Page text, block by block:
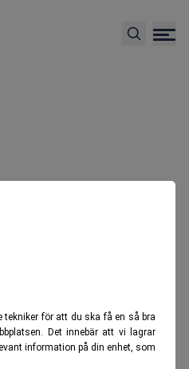
tekniker för att du ska få en så bra
Det innebär att vi lagrar
information på din enhet, som